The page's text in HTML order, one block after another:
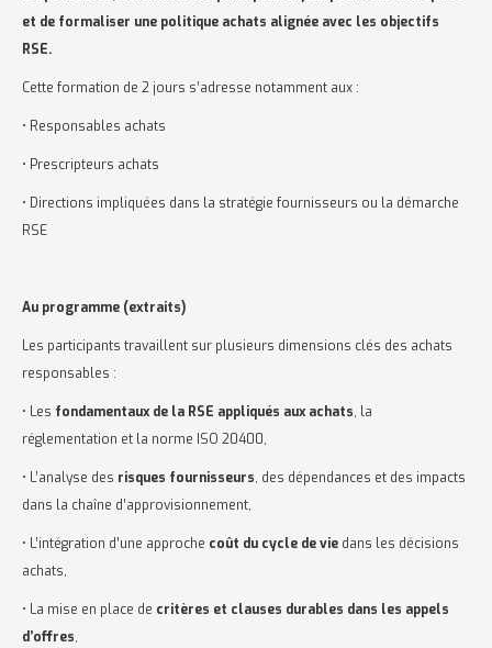
et de formaliser une politique achats alignée avec les objectifs
RSE.
Cette formation de 2 jours s’adresse notamment aux :
• Responsables achats
• Prescripteurs achats
• Directions impliquées dans la stratégie fournisseurs ou la démarche
RSE
Au programme (extraits)
Les participants travaillent sur plusieurs dimensions clés des achats
responsables :
• Les fondamentaux de la RSE appliqués aux achats, la
réglementation et la norme ISO 20400,
• L’analyse des risques fournisseurs, des dépendances et des impacts
dans la chaîne d’approvisionnement,
• L’intégration d’une approche coût du cycle de vie dans les décisions
achats,
• La mise en place de critères et clauses durables dans les appels
d’offres,